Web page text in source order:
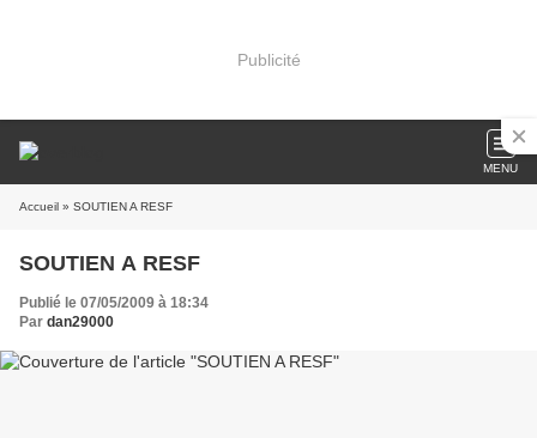
Publicité
MENU
Accueil » SOUTIEN A RESF
SOUTIEN A RESF
Publié le 07/05/2009 à 18:34
Par dan29000